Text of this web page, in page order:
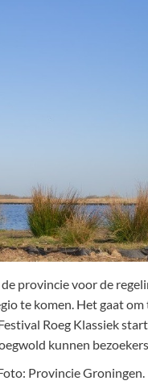
provincie voor de
te komen. Het gaat
Roeg Klassiek
kunnen
Provincie Groningen.